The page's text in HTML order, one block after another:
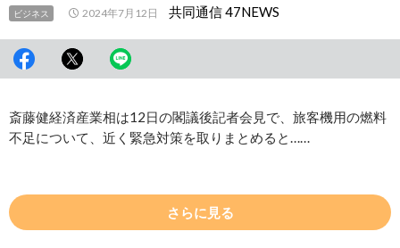
ビジネス 2024年7月12日 共同通信 47NEWS
斎藤健経済産業相は12日の閣議後記者会見で、旅客機用の燃料
不足について、近く緊急対策を取りまとめると……
さらに見る